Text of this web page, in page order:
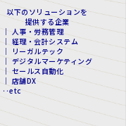
以下のソリューションを
提供する企業
｜ 人事・労務管理
｜ 経理・会計システム
｜ リーガルテック
｜ デジタルマーケティング
｜ セールス自動化
｜ 店舗DX
‥etc